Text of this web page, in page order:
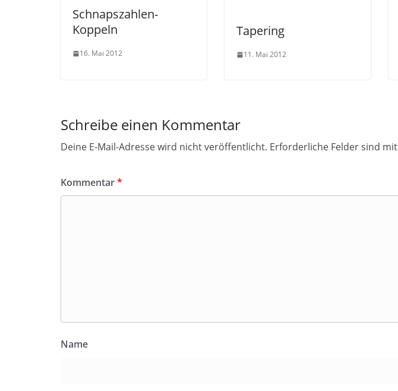
Schnapszahlen-
Koppeln
16. Mai 2012
Tapering
11. Mai 2012
Schreibe einen Kommentar
Deine E-Mail-Adresse wird nicht veröffentlicht. Erforderliche Felder sind mit
Kommentar*
Name